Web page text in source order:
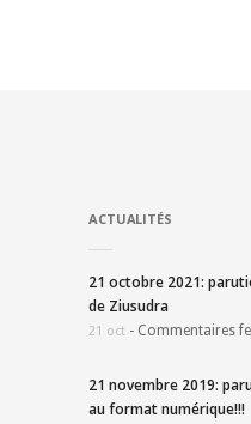
ACTUALITÉS
21 octobre 2021:
de Ziusudra
21 oct - Commentaires
21 novembre 2019:
au format numérique!!!